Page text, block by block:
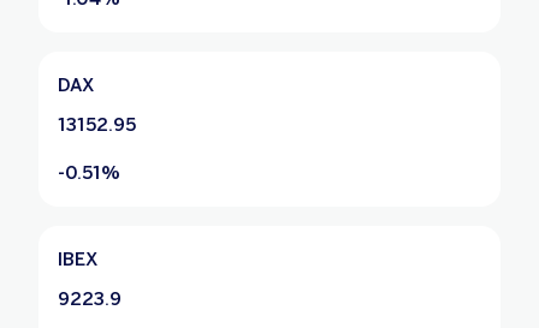
DAX
13152.95
-0.51%
IBEX
9223.9